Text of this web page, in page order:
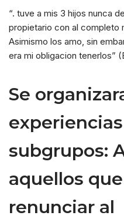
“. tuve a mis 3 hijos nunca
propietario con al completo
Asimismo los amo, sin
era mi obligacion tenerlos”
Se
subgrupos:
aquellos
renunciar al